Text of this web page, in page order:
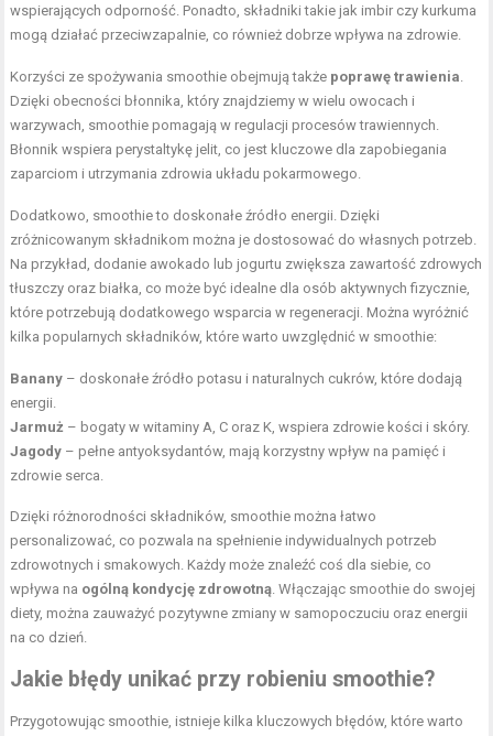
wspierających odporność. Ponadto, składniki takie jak imbir czy kurkuma
mogą działać przeciwzapalnie, co również dobrze wpływa na zdrowie.
Korzyści ze spożywania smoothie obejmują także poprawę trawienia.
Dzięki obecności błonnika, który znajdziemy w wielu owocach i
warzywach, smoothie pomagają w regulacji procesów trawiennych.
Błonnik wspiera perystaltykę jelit, co jest kluczowe dla zapobiegania
zaparciom i utrzymania zdrowia układu pokarmowego.
Dodatkowo, smoothie to doskonałe źródło energii. Dzięki
zróżnicowanym składnikom można je dostosować do własnych potrzeb.
Na przykład, dodanie awokado lub jogurtu zwiększa zawartość zdrowych
tłuszczy oraz białka, co może być idealne dla osób aktywnych fizycznie,
które potrzebują dodatkowego wsparcia w regeneracji. Można wyróżnić
kilka popularnych składników, które warto uwzględnić w smoothie:
Banany – doskonałe źródło potasu i naturalnych cukrów, które dodają
energii.
Jarmuż – bogaty w witaminy A, C oraz K, wspiera zdrowie kości i skóry.
Jagody – pełne antyoksydantów, mają korzystny wpływ na pamięć i
zdrowie serca.
Dzięki różnorodności składników, smoothie można łatwo
personalizować, co pozwala na spełnienie indywidualnych potrzeb
zdrowotnych i smakowych. Każdy może znaleźć coś dla siebie, co
wpływa na ogólną kondycję zdrowotną. Włączając smoothie do swojej
diety, można zauważyć pozytywne zmiany w samopoczuciu oraz energii
na co dzień.
Jakie błędy unikać przy robieniu smoothie?
Przygotowując smoothie, istnieje kilka kluczowych błędów, które warto